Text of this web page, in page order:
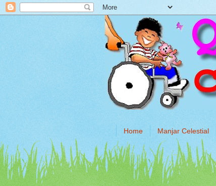
Home Manjar Celestial